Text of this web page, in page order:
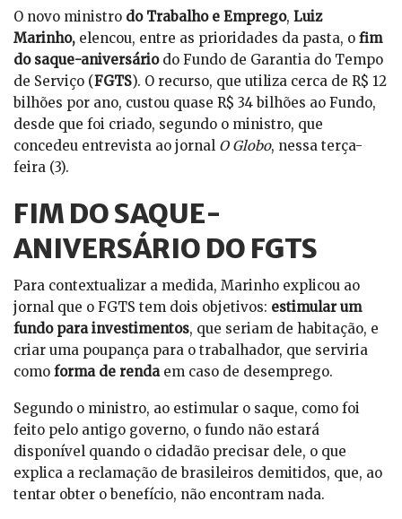
O novo ministro do Trabalho e Emprego, Luiz
Marinho, elencou, entre as prioridades da pasta, o fim
do saque-aniversário do Fundo de Garantia do Tempo
de Serviço (FGTS). O recurso, que utiliza cerca de R$ 12
bilhões por ano, custou quase R$ 34 bilhões ao Fundo,
desde que foi criado, segundo o ministro, que
concedeu entrevista ao jornal O Globo, nessa terça-
feira (3).
FIM DO SAQUE-
ANIVERSÁRIO DO FGTS
Para contextualizar a medida, Marinho explicou ao
jornal que o FGTS tem dois objetivos: estimular um
fundo para investimentos, que seriam de habitação, e
criar uma poupança para o trabalhador, que serviria
como forma de rendaem caso de desemprego.
Segundo o ministro, ao estimular o saque, como foi
feito pelo antigo governo, o fundo não estará
disponível quando o cidadão precisar dele, o que
explica a reclamação de brasileiros demitidos, que, ao
tentar obter o benefício, não encontram nada.